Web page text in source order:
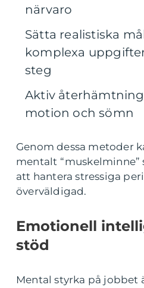
närvaro
Sätta realistiska
komplexa
steg
Aktiv
motion och sömn
Genom dessa metoder
mentalt
att hantera stressiga
överväldigad.
Emotionell
stöd
Mental styrka på jobbet